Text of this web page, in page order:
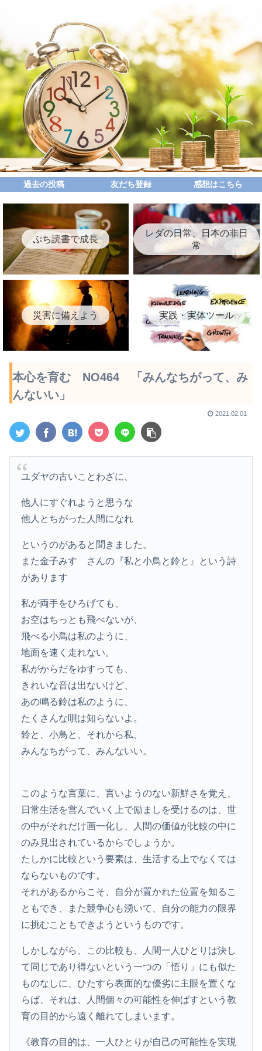
過去の投稿 友だち登録 感想はこちら
ぷち読書で成長
レダの日常、日本の非日
常
災害に備えよう 実践・実体ツール
本心を育む NO464 「みんなちがって、み
んないい」
2021.02.01
ユダヤの古いことわざに、
他人にすぐれようと思うな
他人とちがった人間になれ
というのがあると聞きました。
また金子みすゞさんの『私と小鳥と鈴と』という詩
があります
私が両手をひろげても、
お空はちっとも飛べないが、
飛べる小鳥は私のように、
地面を速く走れない。
私がからだをゆすっても、
きれいな音は出ないけど、
あの鳴る鈴は私のように、
たくさんな唄は知らないよ。
鈴と、小鳥と、それから私、
みんなちがって、みんないい。
このような言葉に、言いようのない新鮮さを覚え、
日常生活を営んでいく上で励ましを受けるのは、世
の中がそれだけ画一化し、人間の価値が比較の中に
のみ見出されているからでしょうか。
たしかに比較という要素は、生活する上でなくては
ならないものです。
それがあるからこそ、自分が置かれた位置を知るこ
ともでき、また競争心も湧いて、自分の能力の限界
に挑むこともできようというものです。
しかしながら、この比較も、人間一人ひとりは決し
て同じであり得ないという一つの「悟り」にも似た
ものなしに、ひたすら表面的な優劣に主眼を置くな
らば、それは、人間個々の可能性を伸ばすという教
育の目的から遠く離れてしまいます。
《教育の目的は、一人ひとりが自己の可能性を実現